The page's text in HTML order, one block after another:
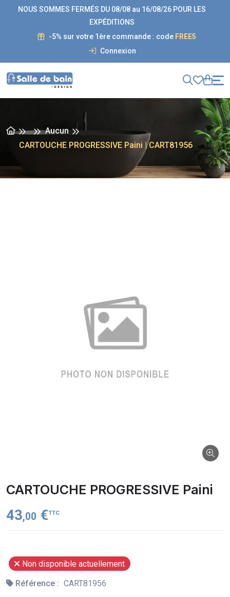
NOUS SOMMES FERMÉS DU 08/08 au 16/08/26 POUR LES
EXPÉDITIONS
-5% sur votre 1ère commande : code FREE5
Connexion
Aucun
CARTOUCHE PROGRESSIVE Paini | CART81956
CARTOUCHE PROGRESSIVE Paini
43,00 €TTC
Non disponible actuellement
Référence : CART81956